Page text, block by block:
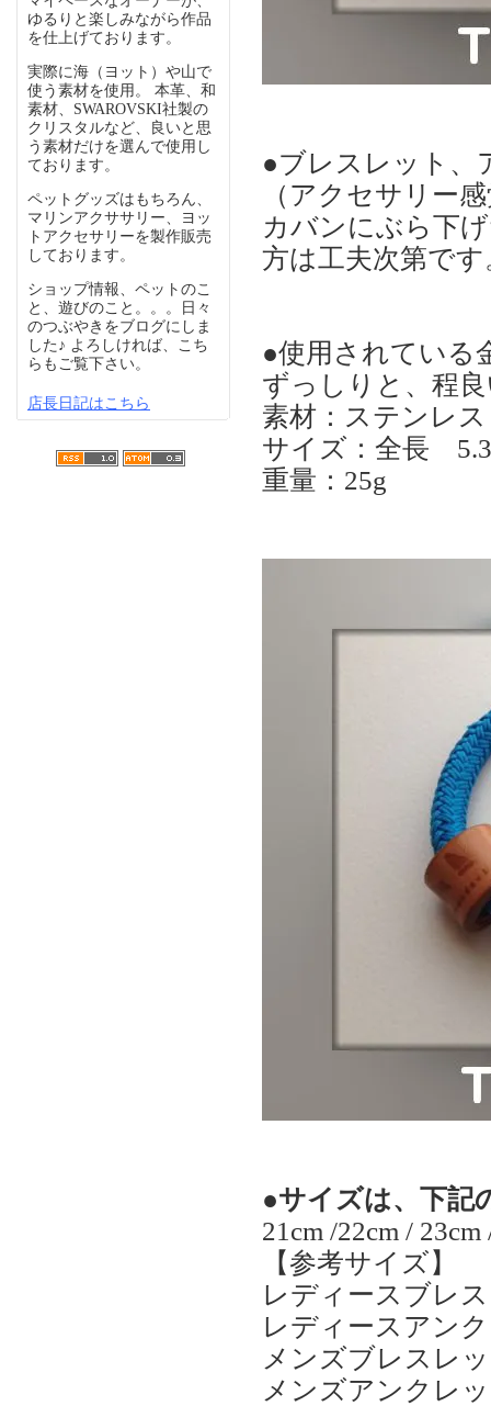
ゆるりと楽しみながら作品
を仕上げております。
実際に海（ヨット）や山で
使う素材を使用。 本革、和
素材、SWAROVSKI社製の
クリスタルなど、良いと思
う素材だけを選んで使用し
ております。
ペットグッズはもちろん、
マリンアクササリー、ヨッ
トアクセサリーを製作販売
しております。
ショップ情報、ペットのこ
と、遊びのこと。。。日々
のつぶやきをブログにしま
した♪ よろしければ、こち
らもご覧下さい。
店長日記はこちら
●ブレスレット、
（アクセサリー
カバンにぶら下
方は工夫次第です
●使用されている
ずっしりと、程
素材：ステンレス
サイズ：全長
重量：25g
●サイズは、下記
21cm /22cm /
【参考サイズ】
レディースブレ
レディースアン
メンズブレスレ
メンズアンクレ